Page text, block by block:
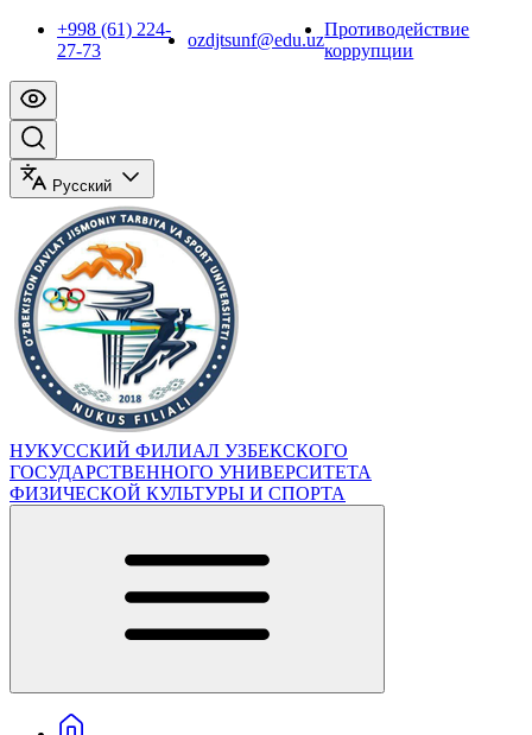
+998 (61) 224-
27-73
ozdjtsunf@edu.uz
Противодействие
коррупции
Русский
НУКУССКИЙ ФИЛИАЛ УЗБЕКСКОГО
ГОСУДАРСТВЕННОГО УНИВЕРСИТЕТА
ФИЗИЧЕСКОЙ КУЛЬТУРЫ И СПОРТА